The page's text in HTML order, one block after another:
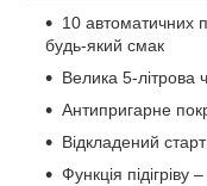
10 автоматичних
будь-який смак
Велика 5-літрова
Антипригарне
Відкладений
Функція підігріву